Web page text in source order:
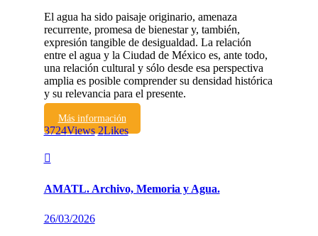
El agua ha sido paisaje originario, amenaza
recurrente, promesa de bienestar y, también,
expresión tangible de desigualdad. La relación
entre el agua y la Ciudad de México es, ante todo,
una relación cultural y sólo desde esa perspectiva
amplia es posible comprender su densidad histórica
y su relevancia para el presente.
Más información
3724Views 2Likes
AMATL. Archivo, Memoria y Agua.
26/03/2026